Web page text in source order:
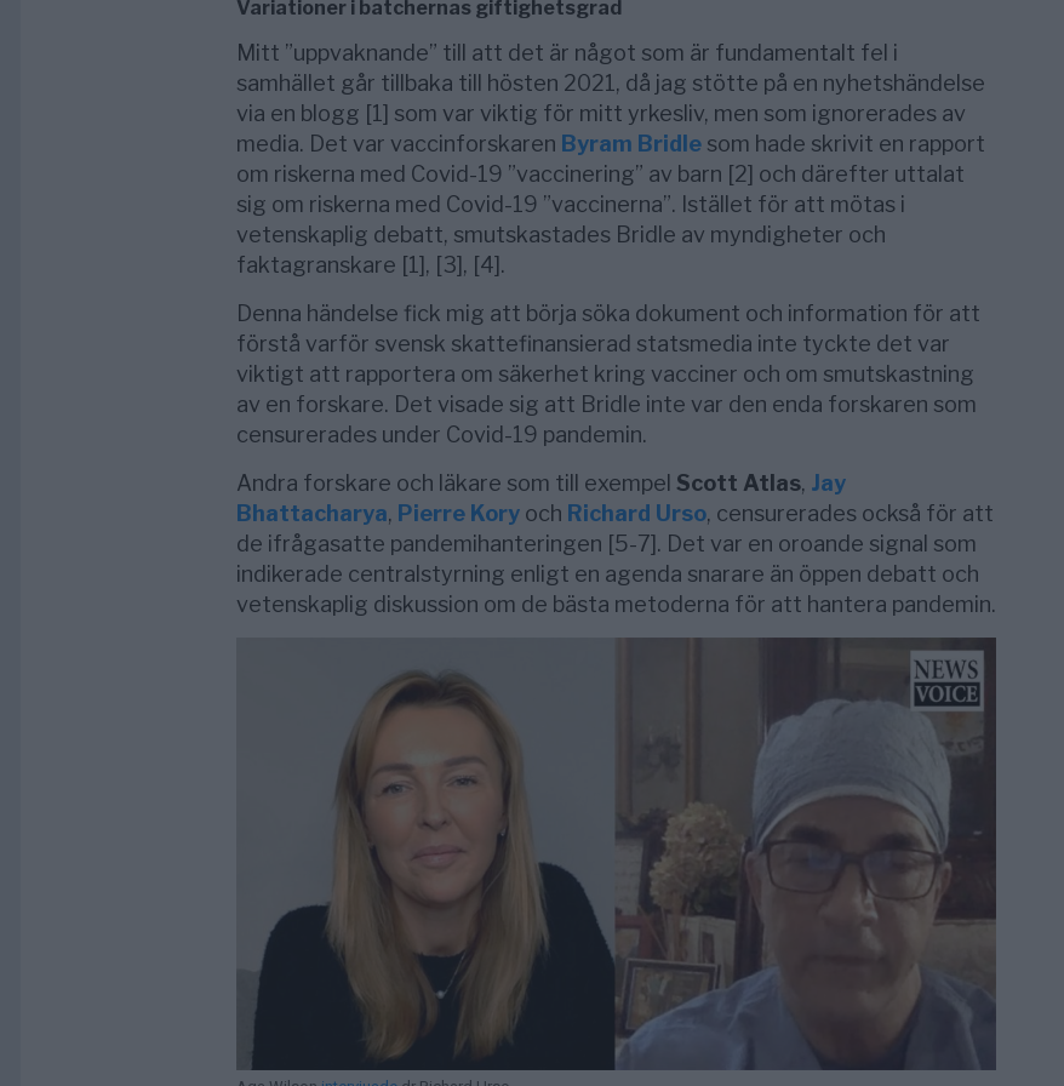
Variationer i batchernas giftighetsgrad
Mitt ”uppvaknande” till att det är något som är fundamentalt fel i
samhället går tillbaka till hösten 2021, då jag stötte på en nyhetshändelse
via en blogg [1] som var viktig för mitt yrkesliv, men som ignorerades av
media. Det var vaccinforskaren Byram Bridlesom hade skrivit en rapport
om riskerna med Covid-19 ”vaccinering” av barn [2] och därefter uttalat
sig om riskerna med Covid-19 ”vaccinerna”. Istället för att mötas i
vetenskaplig debatt, smutskastades Bridle av myndigheter och
faktagranskare [1], [3], [4].
Denna händelse fick mig att börja söka dokument och information för att
förstå varför svensk skattefinansierad statsmedia inte tyckte det var
viktigt att rapportera om säkerhet kring vacciner och om smutskastning
av en forskare. Det visade sig att Bridle inte var den enda forskaren som
censurerades under Covid-19 pandemin.
Andra forskare och läkare som till exempel Scott Atlas, Jay
Bhattacharya, Pierre Koryoch Richard Urso, censurerades också för att
de ifrågasatte pandemihanteringen [5-7]. Det var en oroande signal som
indikerade centralstyrning enligt en agenda snarare än öppen debatt och
vetenskaplig diskussion om de bästa metoderna för att hantera pandemin.